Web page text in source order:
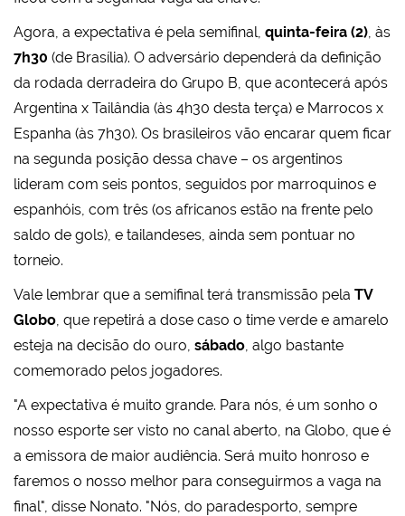
Agora, a expectativa é pela semifinal, quinta-feira (2), às
7h30 (de Brasília). O adversário dependerá da definição
da rodada derradeira do Grupo B, que acontecerá após
Argentina x Tailândia (às 4h30 desta terça) e Marrocos x
Espanha (às 7h30). Os brasileiros vão encarar quem ficar
na segunda posição dessa chave – os argentinos
lideram com seis pontos, seguidos por marroquinos e
espanhóis, com três (os africanos estão na frente pelo
saldo de gols), e tailandeses, ainda sem pontuar no
torneio.
Vale lembrar que a semifinal terá transmissão pela TV
Globo, que repetirá a dose caso o time verde e amarelo
esteja na decisão do ouro, sábado, algo bastante
comemorado pelos jogadores.
"A expectativa é muito grande. Para nós, é um sonho o
nosso esporte ser visto no canal aberto, na Globo, que é
a emissora de maior audiência. Será muito honroso e
faremos o nosso melhor para conseguirmos a vaga na
final", disse Nonato. "Nós, do paradesporto, sempre